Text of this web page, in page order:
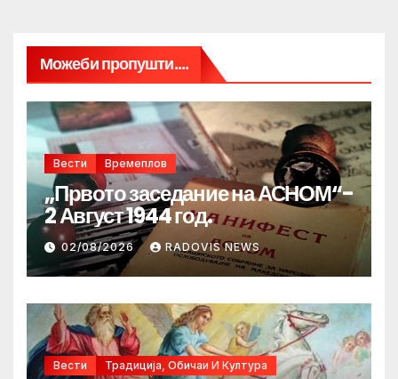
Можеби пропушти....
Вести Времеплов
„Првото заседание на АСНОМ“-
2 Август 1944 год.
02/08/2026 RADOVIS NEWS
Вести Традиција, Обичаи И Култура